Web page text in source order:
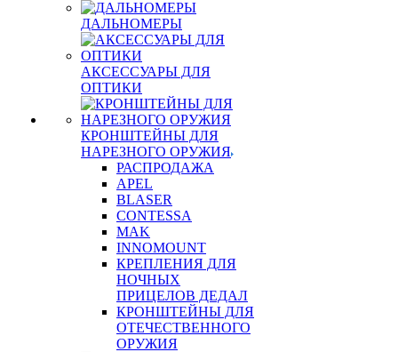
ДАЛЬНОМЕРЫ
АКСЕССУАРЫ ДЛЯ
ОПТИКИ
КРОНШТЕЙНЫ ДЛЯ
НАРЕЗНОГО ОРУЖИЯ
РАСПРОДАЖА
APEL
BLASER
CONTESSA
MAK
INNOMOUNT
КРЕПЛЕНИЯ ДЛЯ
НОЧНЫХ
ПРИЦЕЛОВ ДЕДАЛ
КРОНШТЕЙНЫ ДЛЯ
ОТЕЧЕСТВЕННОГО
ОРУЖИЯ